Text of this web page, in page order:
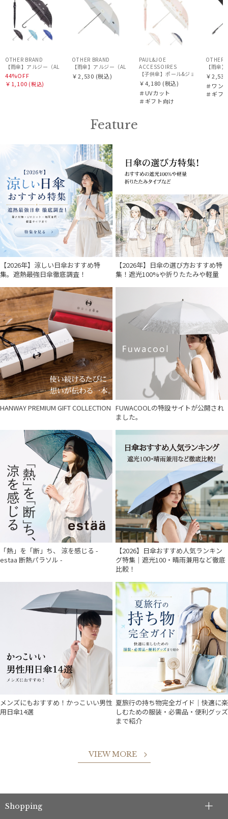
件
OTHER BRAND
【雨傘】アルジー（ALGY）ドット 長傘 【公式ムーンバット】 キッズ 子供傘 55cm 58cm
44%OFF
￥1,100 (税込)
OTHER BRAND
【雨傘】アルジー（ALGY）子供用通学雨傘 グラデーション
￥2,530 (税込)
PAUL&JOE
ACCESSOIRES
【子供傘】ポール&ジョー（PAUL
￥4,180 (税込)
＃UVカット
＃ギフト向け
OTHER
【雨傘
￥2,530
＃ワン
＃ギフ
Feature
【2026年】涼しい日傘おすすめ特
集。遮熱最強日傘徹底調査！
【2026年】日傘の選び方おすすめ特
集！遮光100%や折りたたみや軽量
HANWAY PREMIUM GIFT COLLECTION FUWACOOLの特設サイトが公開され
ました。
「熱」を「断」ち、 涼を感じる -
estaa 断熱パラソル -
【2026】日傘おすすめ人気ランキン
グ特集｜遮光100・晴雨兼用など徹底
比較！
メンズにもおすすめ！かっこいい男性
用日傘14選
夏旅行の持ち物完全ガイド｜快適に楽
しむための服装・必需品・便利グッズ
まで紹介
VIEW MORE
Shopping